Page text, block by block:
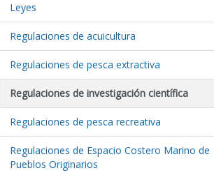
Leyes
Regulaciones de acuicultura
Regulaciones de pesca extractiva
Regulaciones de investigación científica
Regulaciones de pesca recreativa
Regulaciones de Espacio Costero Marino de
Pueblos Originarios